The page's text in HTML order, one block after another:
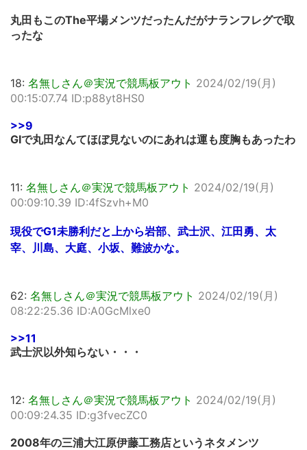
丸田もこのThe平場メンツだったんだがナランフレグで取
ったな
18: 名無しさん＠実況で競馬板アウト 2024/02/19(月)
00:15:07.74 ID:p88yt8HS0
>>9
GIで丸田なんてほぼ見ないのにあれは運も度胸もあったわ
11: 名無しさん＠実況で競馬板アウト 2024/02/19(月)
00:09:10.39 ID:4fSzvh+M0
現役でG1未勝利だと上から岩部、武士沢、江田勇、太
宰、川島、大庭、小坂、難波かな。
62: 名無しさん＠実況で競馬板アウト 2024/02/19(月)
08:22:25.36 ID:A0GcMlxe0
>>11
武士沢以外知らない・・・
12: 名無しさん＠実況で競馬板アウト 2024/02/19(月)
00:09:24.35 ID:g3fvecZC0
2008年の三浦大江原伊藤工務店というネタメンツ